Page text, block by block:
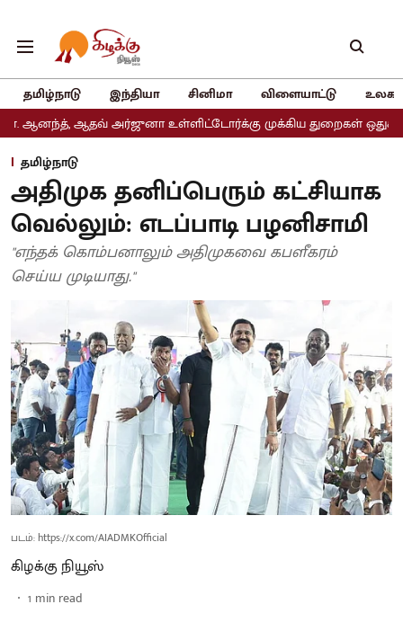
தமிழ்நாடு இந்தியா சினிமா விளையாட்டு
அர்ஜுனா உள்ளிட்டோர்க்கு முக்கிய துறைகள் ஒதுக்கீடு
தமிழ்நாடு
அதிமுக தனிப்பெரும் கட்சியாக
வெல்லும்: எடப்பாடி பழனிசாமி
"எந்தக் கொம்பனாலும் அதிமுகவை கபளீகரம்
செய்ய முடியாது."
படம்: https://x.com/AIADMKOfficial
கிழக்கு நியூஸ்
1 min read